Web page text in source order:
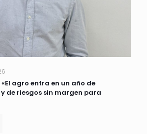
agro entra en un año de
de riesgos sin margen para